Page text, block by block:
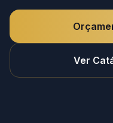
Ver